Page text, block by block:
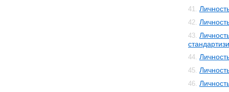
41.
42.
43.
44.
45.
46.